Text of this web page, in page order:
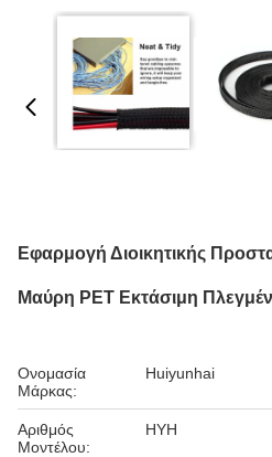
Εφαρμογή Διοικητικής
Μαύρη PET Εκτάσιμη
Ονομασία
Μάρκας:
Huiyunhai
Αριθμός
Μοντέλου:
HYH